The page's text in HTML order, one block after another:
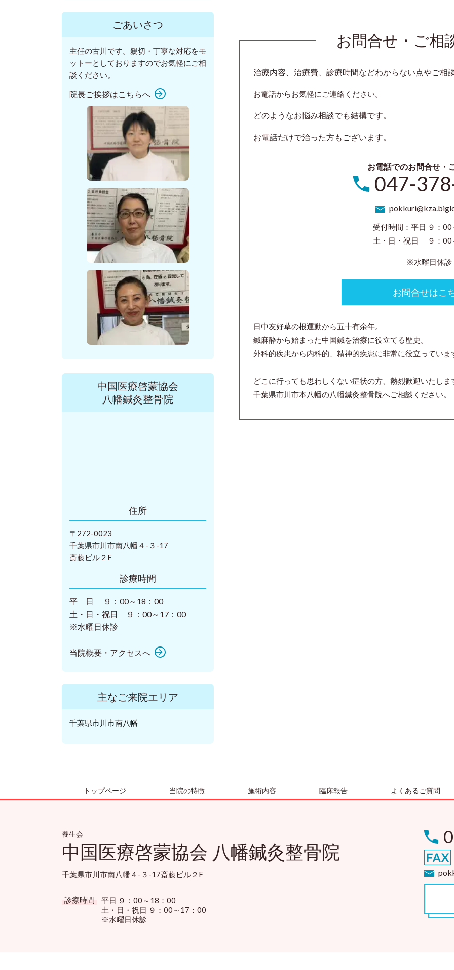
お問合せ・ご相
治療内容、治療費、診療時間などわからない点やご相
お電話からお気軽にご連絡ください。
どのようなお悩み相談でも結構です。
お電話だけで治った方もございます。
お電話でのお問合せ・
047-
受付時間：平日 ９：
土・日・祝日 ９：00
※水曜日休診
お問合せはこ
日中友好草の根運動から五十有余年。
鍼麻酔から始まった中国鍼を治療に役立てる歴史。
外科的疾患から内科的、精神的疾患に非常に役立っていま
どこに行っても思わしくない症状の方、熱烈歓迎いたしま
千葉県市川市本八幡の八幡鍼灸整骨院へご相談ください。
ごあいさつ
主任の古川です。親切・丁寧な対応をモ
ットーとしておりますのでお気軽にご相
談ください。
院長ご挨拶はこちらへ
中国医療啓蒙協会
八幡鍼灸整骨院
住所
〒272-0023
千葉県市川市南八幡４-３-17
斎藤ビル２F
診療時間
平 日 ９：00～18：00
土・日・祝日 ９：00～17：00
※水曜日休診
当院概要・アクセスへ
主なご来院エリア
千葉県市川市南八幡
トップページ 当院の特徴 施術内容 臨床報告 よくあるご質問
養生会
中国医療啓蒙協会 八幡鍼灸整骨院
千葉県市川市南八幡４-３-17斎藤ビル２F
診療時間
平日 ９：00～18：00
土・日・祝日 ９：00～17：00
※水曜日休診